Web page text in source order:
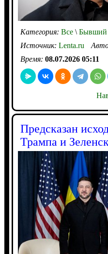
Категория: Все\
Источник: Lenta.ru
Время: 08.07.2026 05:11
Предсказан
Трампа и